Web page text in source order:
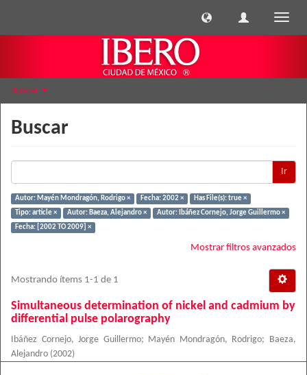
Buscar
Buscar
Ir
Autor: Mayén Mondragón, Rodrigo × Fecha: 2002 ×
Has File(s): true ×
Tipo: article ×
Autor: Baeza, Alejandro ×
Autor: Ibáñez Cornejo, Jorge Guillermo ×
Fecha: [2002 TO 2009] ×
Mostrar filtros avanzados
Mostrando ítems 1-1 de 1
Simultaneous determination of nickel and cadmium by
differential pulse polarography
Ibáñez Cornejo, Jorge Guillermo; Mayén Mondragón, Rodrigo;
Baeza,
Alejandro (2002)